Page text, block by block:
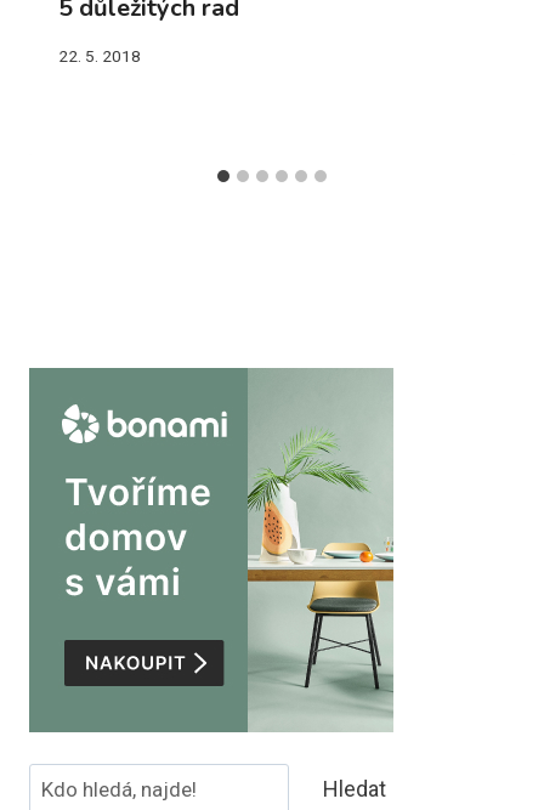
5 důležitých rad
22. 5. 2018
Hledat Hledat